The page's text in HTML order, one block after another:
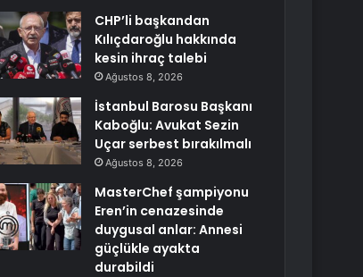
CHP’li başkandan
Kılıçdaroğlu hakkında
kesin ihraç talebi
Ağustos 8, 2026
İstanbul Barosu Başkanı
Kaboğlu: Avukat Sezin
Uçar serbest bırakılmalı
Ağustos 8, 2026
MasterChef şampiyonu
Eren’in cenazesinde
duygusal anlar: Annesi
güçlükle ayakta
durabildi